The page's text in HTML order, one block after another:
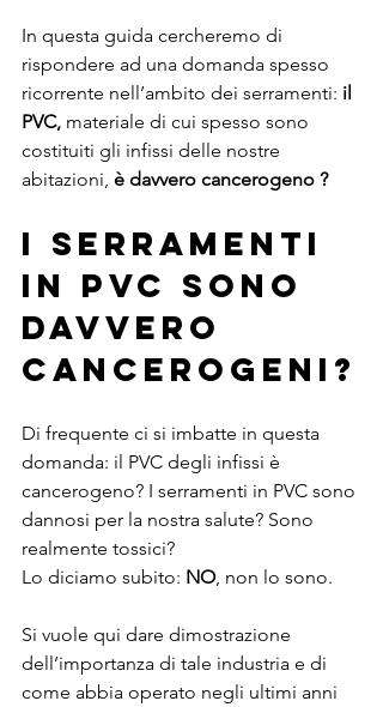
In questa guida cercheremo di
rispondere ad una domanda spesso
ricorrente nell’ambito dei serramenti: il
PVC, materiale di cui spesso sono
costituiti gli infissi delle nostre
abitazioni, è davvero cancerogeno ?
I serramenti
in PVC sono
davvero
cancerogeni?
Di frequente ci si imbatte in questa
domanda: il PVC degli infissi è
cancerogeno? I serramenti in PVC sono
dannosi per la nostra salute? Sono
realmente tossici?
Lo diciamo subito: NO, non lo sono.
Si vuole qui dare dimostrazione
dell’importanza di tale industria e di
come abbia operato negli ultimi anni